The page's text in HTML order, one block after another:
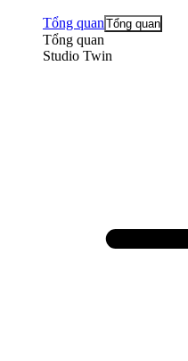
Tổng quan Tổng quan
Tổng quan
Studio Twin